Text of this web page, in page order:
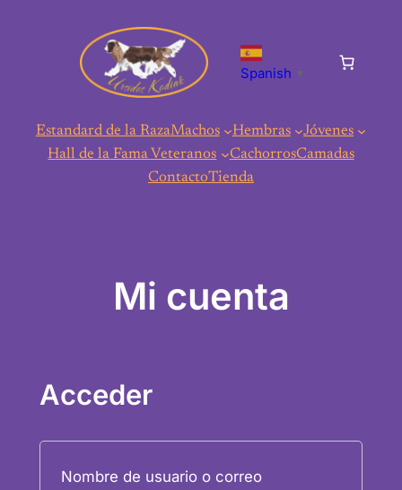
Spanish ▼
Estandard de la RazaMachos Hembras
Jóvenes
Hall de la Fama Veteranos
CachorrosCamadas
ContactoTienda
Mi cuenta
Acceder
Nombre de usuario o correo